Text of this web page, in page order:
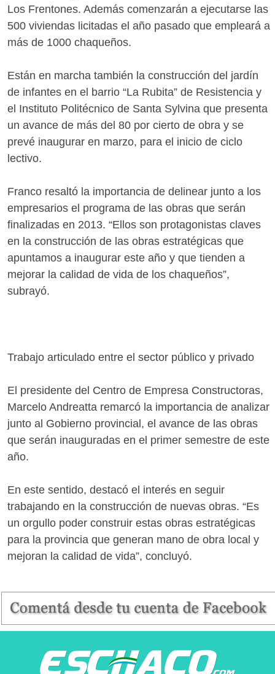
Los Frentones. Además comenzarán a ejecutarse las
500 viviendas licitadas el año pasado que empleará a
más de 1000 chaqueños.
Están en marcha también la construcción del jardín
de infantes en el barrio “La Rubita” de Resistencia y
el Instituto Politécnico de Santa Sylvina que presenta
un avance de más del 80 por cierto de obra y se
prevé inaugurar en marzo, para el inicio de ciclo
lectivo.
Franco resaltó la importancia de delinear junto a los
empresarios el programa de las obras que serán
finalizadas en 2013. “Ellos son protagonistas claves
en la construcción de las obras estratégicas que
apuntamos a inaugurar este año y que tienden a
mejorar la calidad de vida de los chaqueños”,
subrayó.
Trabajo articulado entre el sector público y privado
El presidente del Centro de Empresa Constructoras,
Marcelo Andreatta remarcó la importancia de analizar
junto al Gobierno provincial, el avance de las obras
que serán inauguradas en el primer semestre de este
año.
En este sentido, destacó el interés en seguir
trabajando en la construcción de nuevas obras. “Es
un orgullo poder construir estas obras estratégicas
para la provincia que generan mano de obra local y
mejoran la calidad de vida”, concluyó.